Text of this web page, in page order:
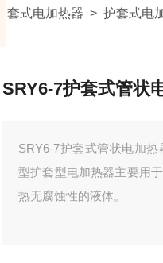
护套式电加热器 > 护套式电
SRY6-7护套式管状
SRY6-7护套式管状电加
型护套型电加热器主要用
热无腐蚀性的液体。